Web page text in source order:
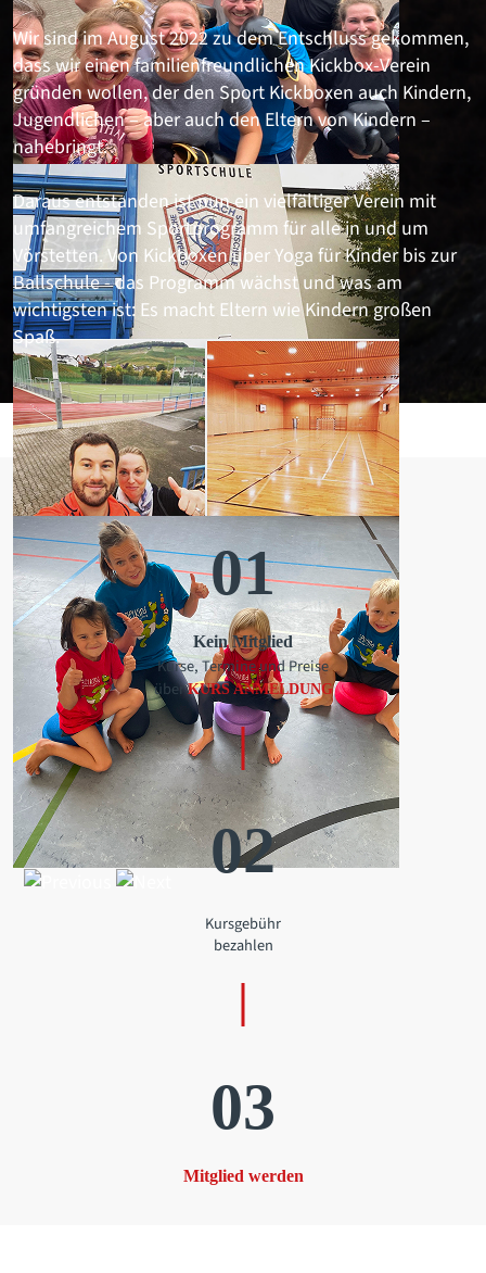
Wir sind im August 2022 zu dem Entschluss gekommen,
dass wir einen familienfreundlichen Kickbox-Verein
gründen wollen, der den Sport Kickboxen auch Kindern,
Jugendlichen – aber auch den Eltern von Kindern –
nahebringt.
Daraus entstanden ist nun ein vielfältiger Verein mit
umfangreichem Sportprogramm für alle in und um
Vörstetten. Von Kickboxen über Yoga für Kinder bis zur
Ballschule - das Programm wächst und was am
wichtigsten ist: Es macht Eltern wie Kindern großen
Spaß.
01
Kein Mitglied
Kurse, Termine und Preise
überKURS ANMELDUNG
02
Kursgebühr
bezahlen
03
Mitglied werden